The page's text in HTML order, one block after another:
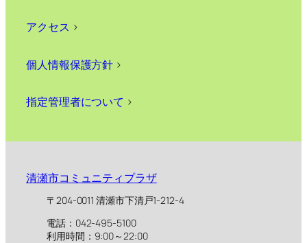
アクセス >
個人情報保護方針 >
指定管理者について >
清瀬市コミュニティプラザ
〒204-0011 清瀬市下清戸1-212-4
電話：042-495-5100
利用時間：9:00～22:00